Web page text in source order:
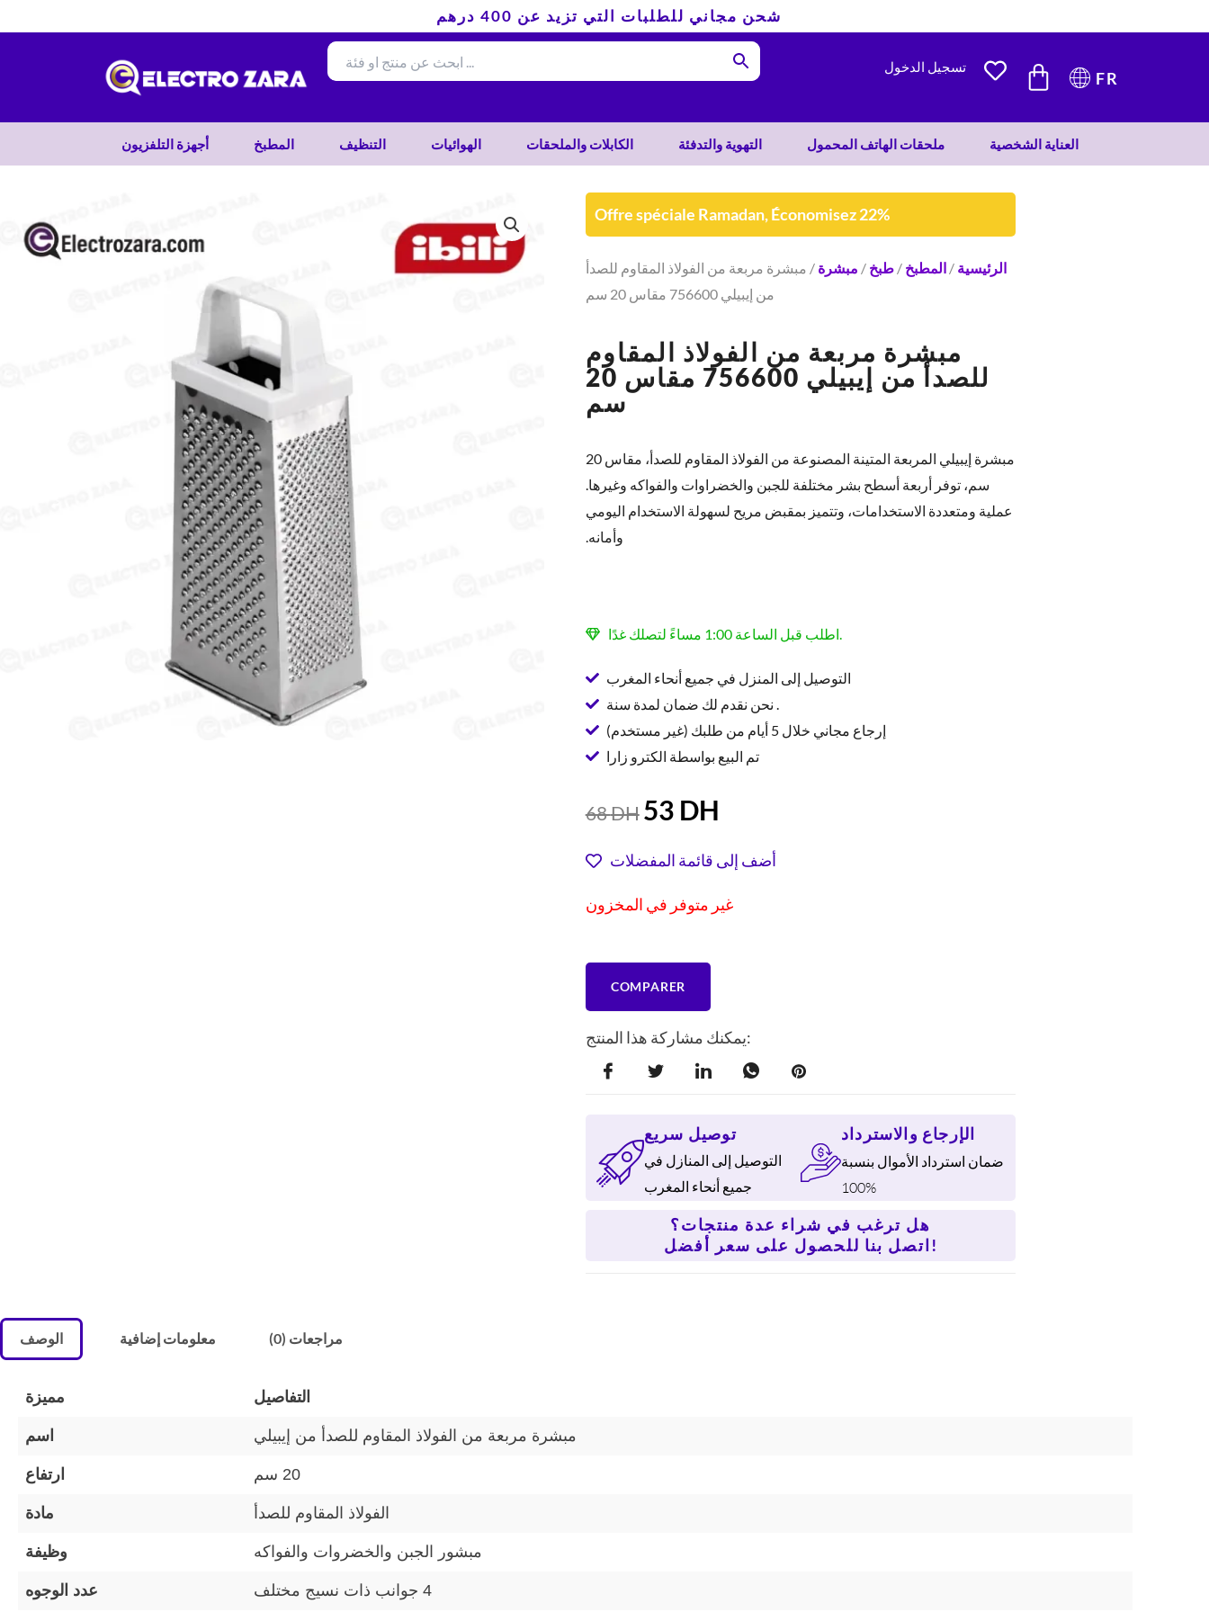
إلى
شحن مجاني للطلبات التي تزيد عن 400 درهم
تسجيل الدخول CARTFR
أجهزة التلفزيون المطبخ التنظيف الهوائيات الكابلات والملحقات التهوية والتدفئة ملحقات الهاتف المحمول العناية الشخصية
Offre spéciale Ramadan, Économisez 22%
الرئيسية /المطبخ /طبخ / مبشرة / مبشرة مربعة من الفولاذ المقاوم للصدأ
من إيبيلي 756600 مقاس 20 سم
مبشرة مربعة من الفولاذ المقاوم
للصدأ من إيبيلي 756600 مقاس 20
سم
مبشرة إيبيلي المربعة المتينة المصنوعة من الفولاذ المقاوم للصدأ، مقاس 20
سم، توفر أربعة أسطح بشر مختلفة للجبن والخضراوات والفواكه وغيرها.
عملية ومتعددة الاستخدامات، وتتميز بمقبض مريح لسهولة الاستخدام اليومي
وأمانه.
اطلب قبل الساعة 1:00 مساءً لتصلك غدًا.
التوصيل إلى المنزل في جميع أنحاء المغرب
نحن نقدم لك ضمان لمدة سنة .
إرجاع مجاني خلال 5 أيام من طلبك (غير مستخدم)
تم البيع بواسطة الكترو زارا
68DH
السعر
الأصلي
هو:
53 DH
هو:
أضف إلى قائمة المفضلات
غير متوفر في المخزون
COMPARER
يمكنك مشاركة هذا المنتج:
توصيل سريع
التوصيل إلى المنازل في
جميع أنحاء المغرب
الإرجاع والاسترداد
ضمان استرداد الأموال بنسبة
100%
هل ترغب في شراء عدة منتجات؟
اتصل بنا للحصول على سعر أفضل!
الوصف معلومات إضافية مراجعات (0)
مميزة التفاصيل
اسم مبشرة مربعة من الفولاذ المقاوم للصدأ من إيبيلي
ارتفاع 20 سم
مادة الفولاذ المقاوم للصدأ
وظيفة مبشور الجبن والخضروات والفواكه
عدد الوجوه 4 جوانب ذات نسيج مختلف